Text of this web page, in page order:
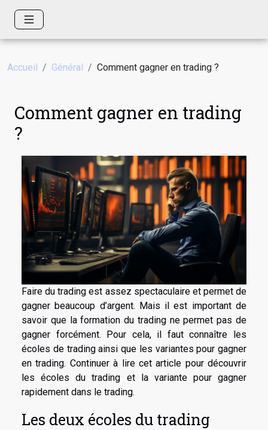
Accueil Général Comment gagner en trading ?
Comment gagner en trading
?
Faire du trading est assez spectaculaire et permet de
gagner beaucoup d’argent. Mais il est important de
savoir que la formation du trading ne permet pas de
gagner forcément. Pour cela, il faut connaître les
écoles de trading ainsi que les variantes pour gagner
en trading. Continuer à lire cet article pour découvrir
les écoles du trading et la variante pour gagner
rapidement dans le trading.
Les deux écoles du trading